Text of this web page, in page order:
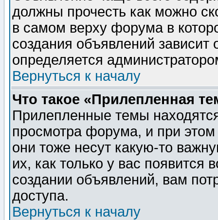
должны прочесть как можно
в самом верху форума в
создания объявлений зависит
определяется
Вернуться к началу
Что такое «Прилепленная
Прилепленные темы
просмотра форума, и при
они тоже несут какую-то
их, как только у вас появится
создании объявлений, вам
доступа.
Вернуться к началу